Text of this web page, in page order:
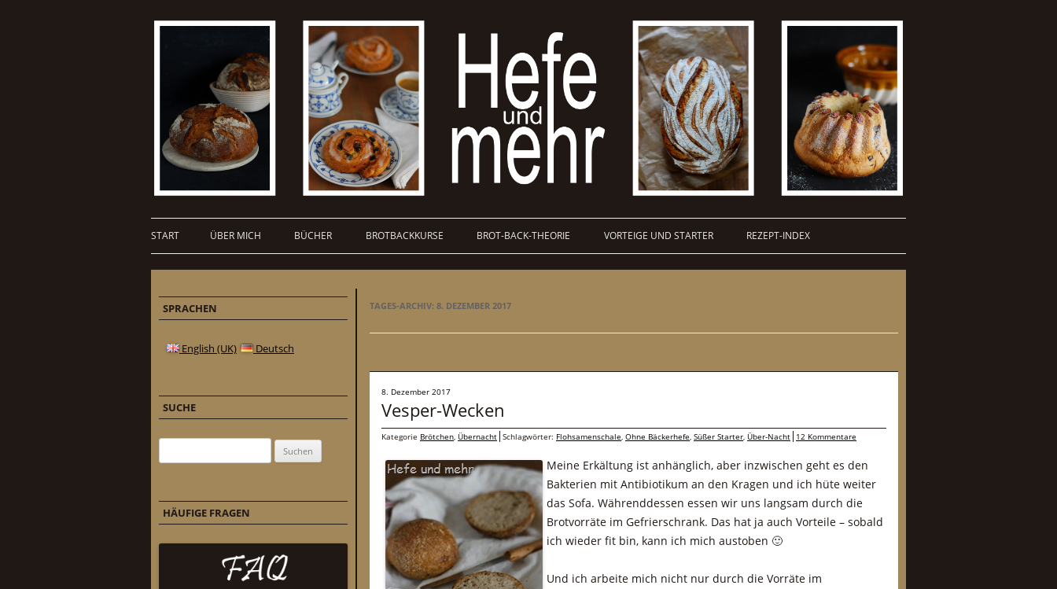
START ÜBER MICH BÜCHER BROTBACKKURSE BROT-BACK-THEORIE VORTEIGE UND STARTER REZEPT-INDEX
TAGES-ARCHIV: 8. DEZEMBER 2017
8. Dezember 2017
Vesper-Wecken
Kategorie Brötchen, Übernacht Schlagwörter: Flohsamenschale, Ohne Bäckerhefe, Süßer Starter, Über-Nacht 12 Kommentare
Meine Erkältung ist anhänglich, aber inzwischen geht es den
Bakterien mit Antibiotikum an den Kragen und ich hüte weiter
das Sofa. Währenddessen essen wir uns langsam durch die
Brotvorräte im Gefrierschrank. Das hat ja auch Vorteile – sobald
ich wieder fit bin, kann ich mich austoben 🙂
Und ich arbeite mich nicht nur durch die Vorräte im
SPRACHEN
English (UK) Deutsch
SUCHE
HÄUFIGE FRAGEN